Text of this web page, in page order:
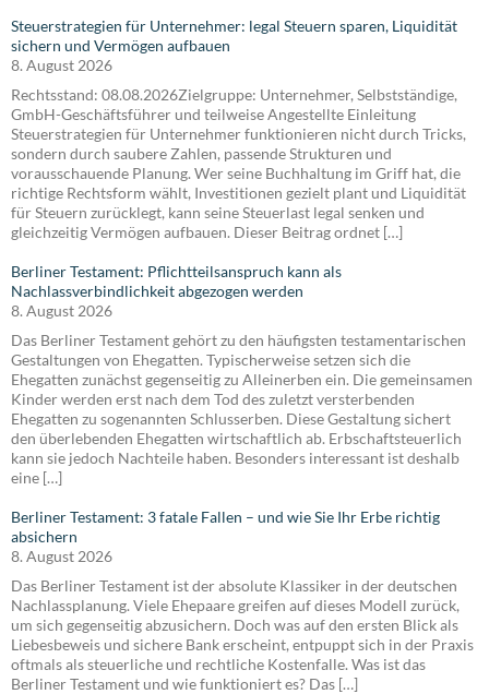
Steuerstrategien für Unternehmer: legal Steuern sparen, Liquidität
sichern und Vermögen aufbauen
8. August 2026
Rechtsstand: 08.08.2026Zielgruppe: Unternehmer, Selbstständige,
GmbH-Geschäftsführer und teilweise Angestellte Einleitung
Steuerstrategien für Unternehmer funktionieren nicht durch Tricks,
sondern durch saubere Zahlen, passende Strukturen und
vorausschauende Planung. Wer seine Buchhaltung im Griff hat, die
richtige Rechtsform wählt, Investitionen gezielt plant und Liquidität
für Steuern zurücklegt, kann seine Steuerlast legal senken und
gleichzeitig Vermögen aufbauen. Dieser Beitrag ordnet […]
Berliner Testament: Pflichtteilsanspruch kann als
Nachlassverbindlichkeit abgezogen werden
8. August 2026
Das Berliner Testament gehört zu den häufigsten testamentarischen
Gestaltungen von Ehegatten. Typischerweise setzen sich die
Ehegatten zunächst gegenseitig zu Alleinerben ein. Die gemeinsamen
Kinder werden erst nach dem Tod des zuletzt versterbenden
Ehegatten zu sogenannten Schlusserben. Diese Gestaltung sichert
den überlebenden Ehegatten wirtschaftlich ab. Erbschaftsteuerlich
kann sie jedoch Nachteile haben. Besonders interessant ist deshalb
eine […]
Berliner Testament: 3 fatale Fallen – und wie Sie Ihr Erbe richtig
absichern
8. August 2026
Das Berliner Testament ist der absolute Klassiker in der deutschen
Nachlassplanung. Viele Ehepaare greifen auf dieses Modell zurück,
um sich gegenseitig abzusichern. Doch was auf den ersten Blick als
Liebesbeweis und sichere Bank erscheint, entpuppt sich in der Praxis
oftmals als steuerliche und rechtliche Kostenfalle. Was ist das
Berliner Testament und wie funktioniert es? Das […]